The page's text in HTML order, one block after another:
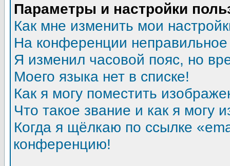
Параметры и настройки
Как мне изменить мои
На конференции
Я изменил часовой пояс, но
Моего языка нет в списке!
Как я могу поместить
Что такое звание и как я могу
Когда я щёлкаю по ссылке
конференцию!